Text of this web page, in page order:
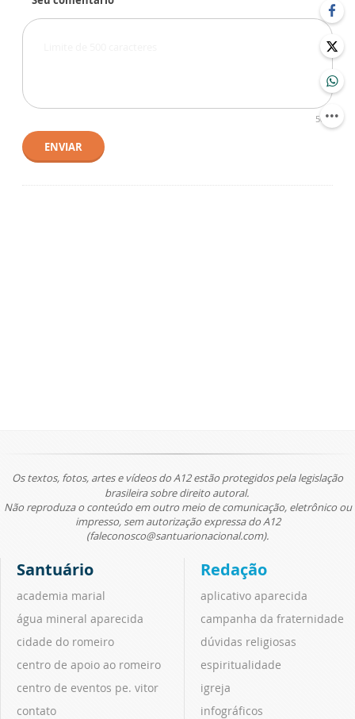
500
ENVIAR
Os textos, fotos, artes e vídeos do A12 estão protegidos pela legislação
brasileira sobre direito autoral.
Não reproduza o conteúdo em outro meio de comunicação, eletrônico ou
impresso, sem autorização expressa do A12
(faleconosco@santuarionacional.com).
Santuário
academia marial
água mineral aparecida
cidade do romeiro
centro de apoio ao romeiro
centro de eventos pe. vitor
contato
Redação
aplicativo aparecida
campanha da fraternidade
dúvidas religiosas
espiritualidade
igreja
infográficos